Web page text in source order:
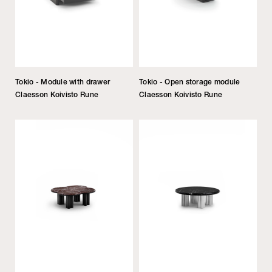
Tokio - Module with drawer
Claesson Koivisto Rune
Tokio - Open storage module
Claesson Koivisto Rune